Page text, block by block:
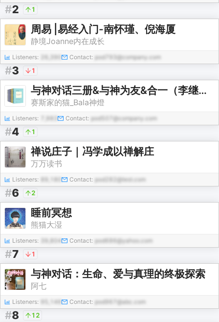
#2 1
周易 |易经入门-南怀瑾、倪海厦
静境Joanne内在成长
Listeners: Contact: pod793@company.com
#3 1
与神对话三册&与神为友&合一（李继宏先生亲自授权）
赛斯家的猫_Bala神燈
Listeners: Contact: pod507@company.com
#4 1
禅说庄子｜冯学成以禅解庄
万万读书
Listeners: Contact: pod282@test.com
#6 2
睡前冥想
熊猫大湿
Listeners: 39,804 Contact: pod686@yahoo.com
#7 1
与神对话：生命、爱与真理的终极探索
阿七
Listeners: 95,146 Contact: pod967@abc.com
#8 12